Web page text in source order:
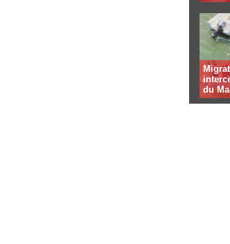
du